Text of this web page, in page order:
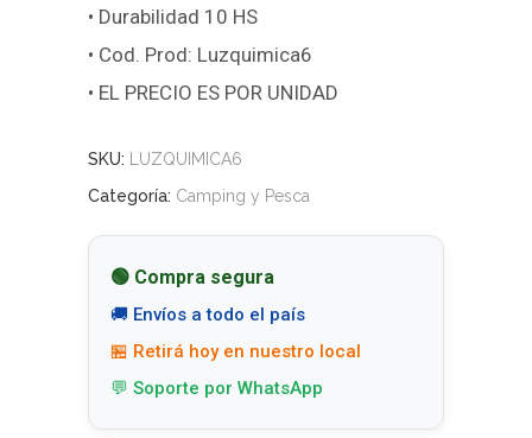
• Durabilidad 10 HS
• Cod. Prod: Luzquimica6
• EL PRECIO ES POR UNIDAD
SKU: LUZQUIMICA6
Categoría: Camping y Pesca
🟢 Compra segura
🚚 Envíos a todo el país
🏪 Retirá hoy en nuestro local
💬 Soporte por WhatsApp